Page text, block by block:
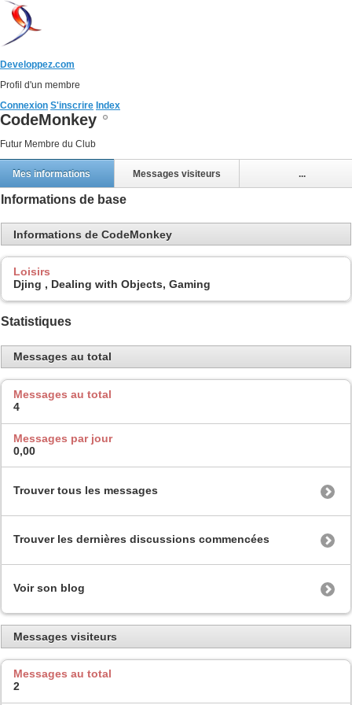
Developpez.com
Profil d'un membre
Connexion S'inscrire Index
CodeMonkey
Futur Membre du Club
Mes informations Messages visiteurs ...
Informations de base
Informations de CodeMonkey
Loisirs
Djing , Dealing with Objects, Gaming
Statistiques
Messages au total
Messages au total
4
Messages par jour
0,00
Trouver tous les messages
Trouver les dernières discussions commencées
Voir son blog
Messages visiteurs
Messages au total
2